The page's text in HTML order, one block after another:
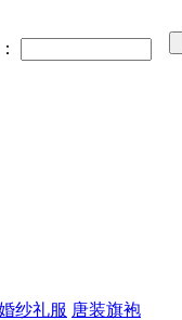
纱礼服 唐装旗袍